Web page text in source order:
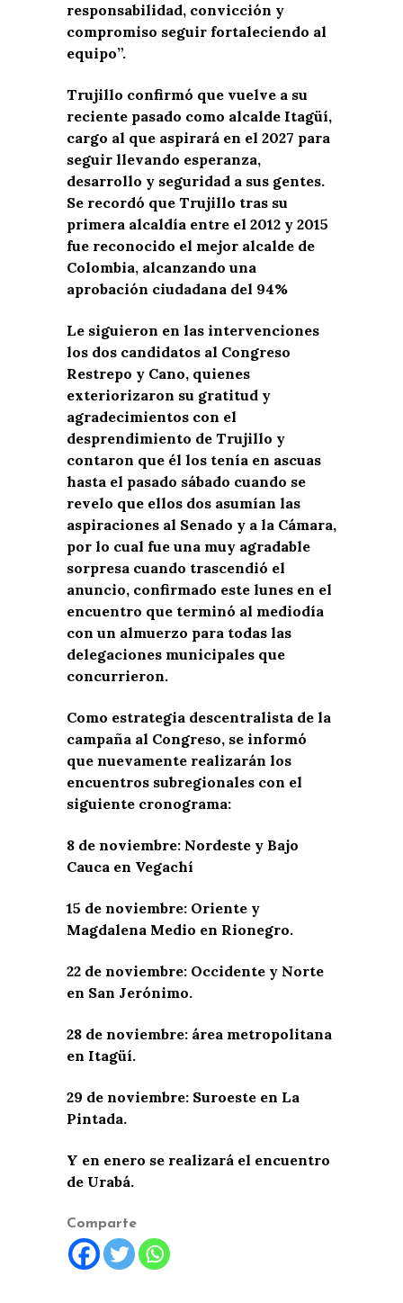
responsabilidad, convicción y
compromiso seguir fortaleciendo al
equipo”.
Trujillo confirmó que vuelve a su
reciente pasado como alcalde Itagüí,
cargo al que aspirará en el 2027 para
seguir llevando esperanza,
desarrollo y seguridad a sus gentes.
Se recordó que Trujillo tras su
primera alcaldía entre el 2012 y 2015
fue reconocido el mejor alcalde de
Colombia, alcanzando una
aprobación ciudadana del 94%
Le siguieron en las intervenciones
los dos candidatos al Congreso
Restrepo y Cano, quienes
exteriorizaron su gratitud y
agradecimientos con el
desprendimiento de Trujillo y
contaron que él los tenía en ascuas
hasta el pasado sábado cuando se
revelo que ellos dos asumían las
aspiraciones al Senado y a la Cámara,
por lo cual fue una muy agradable
sorpresa cuando trascendió el
anuncio, confirmado este lunes en el
encuentro que terminó al mediodía
con un almuerzo para todas las
delegaciones municipales que
concurrieron.
Como estrategia descentralista de la
campaña al Congreso, se informó
que nuevamente realizarán los
encuentros subregionales con el
siguiente cronograma:
8 de noviembre: Nordeste y Bajo
Cauca en Vegachí
15 de noviembre: Oriente y
Magdalena Medio en Rionegro.
22 de noviembre: Occidente y Norte
en San Jerónimo.
28 de noviembre: área metropolitana
en Itagüí.
29 de noviembre: Suroeste en La
Pintada.
Y en enero se realizará el encuentro
de Urabá.
Comparte